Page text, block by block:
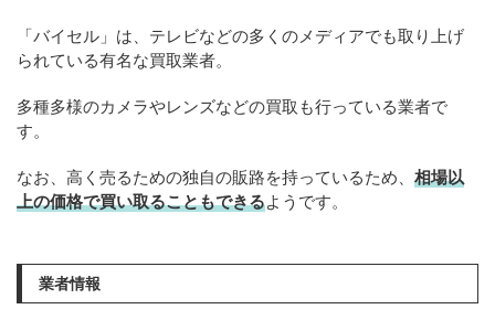
「バイセル」は、テレビなどの多くのメディアでも取り上げ
られている有名な買取業者。
多種多様のカメラやレンズなどの買取も行っている業者で
す。
なお、高く売るための独自の販路を持っているため、 相場以
上の価格で買い取ることもできるようです。
業者情報